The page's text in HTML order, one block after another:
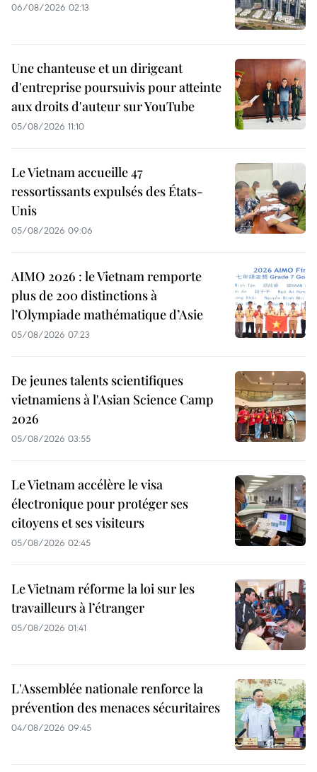
06/08/2026 02:13
Une chanteuse et un dirigeant
d'entreprise poursuivis pour atteinte
aux droits d'auteur sur YouTube
05/08/2026 11:10
Le Vietnam accueille 47
ressortissants expulsés des États-
Unis
05/08/2026 09:06
AIMO 2026 : le Vietnam remporte
plus de 200 distinctions à
l’Olympiade mathématique d’Asie
05/08/2026 07:23
De jeunes talents scientifiques
vietnamiens à l'Asian Science Camp
2026
05/08/2026 03:55
Le Vietnam accélère le visa
électronique pour protéger ses
citoyens et ses visiteurs
05/08/2026 02:45
Le Vietnam réforme la loi sur les
travailleurs à l’étranger
05/08/2026 01:41
L'Assemblée nationale renforce la
prévention des menaces sécuritaires
04/08/2026 09:45